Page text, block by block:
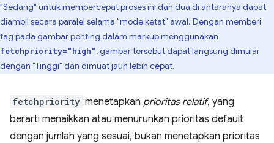
"Sedang" untuk mempercepat proses ini dan dua di antaranya dapat
diambil secara paralel selama "mode ketat" awal. Dengan memberi
tag pada gambar penting dalam markup menggunakan
fetchpriority="high", gambar tersebut dapat langsung dimulai
dengan "Tinggi" dan dimuat jauh lebih cepat.
fetchpriority menetapkan prioritas relatif, yang
berarti menaikkan atau menurunkan prioritas default
dengan jumlah yang sesuai, bukan menetapkan prioritas